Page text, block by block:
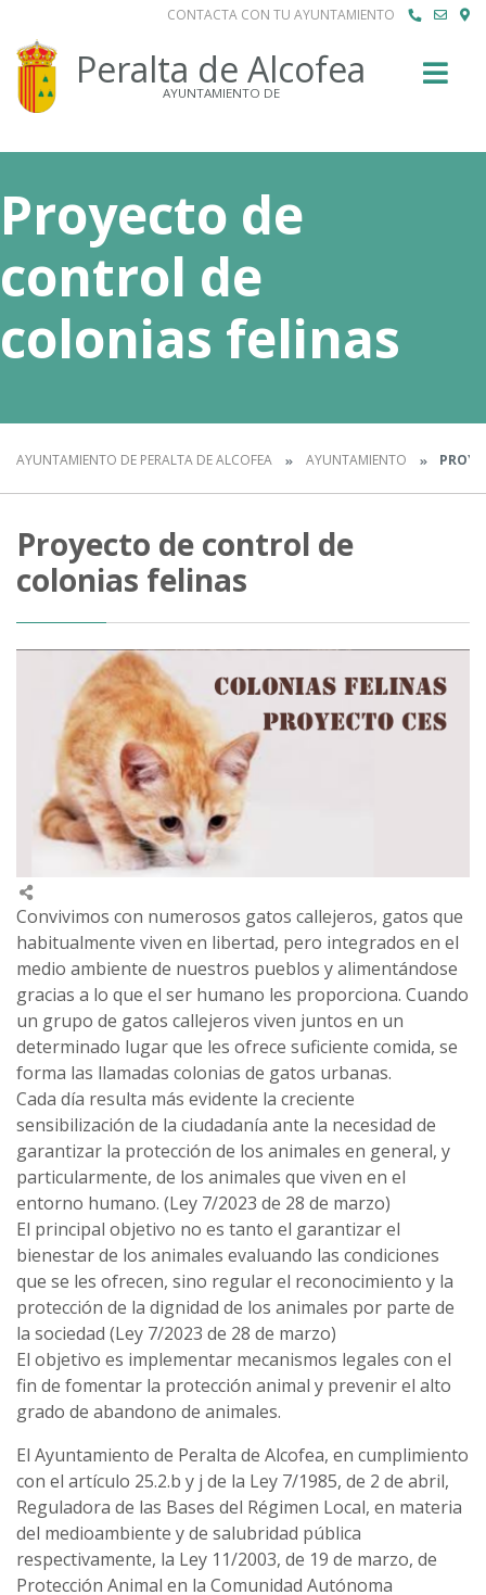
CONTACTA CON TU AYUNTAMIENTO
Peralta de Alcofea
AYUNTAMIENTO DE
Proyecto de
control de
colonias felinas
AYUNTAMIENTO DE PERALTA DE ALCOFEA AYUNTAMIENTO
Proyecto de control de
colonias felinas
Convivimos con numerosos gatos callejeros, gatos que
habitualmente viven en libertad, pero integrados en el
medio ambiente de nuestros pueblos y alimentándose
gracias a lo que el ser humano les proporciona. Cuando
un grupo de gatos callejeros viven juntos en un
determinado lugar que les ofrece suficiente comida, se
forma las llamadas colonias de gatos urbanas.
Cada día resulta más evidente la creciente
sensibilización de la ciudadanía ante la necesidad de
garantizar la protección de los animales en general, y
particularmente, de los animales que viven en el
entorno humano. (Ley 7/2023 de 28 de marzo)
El principal objetivo no es tanto el garantizar el
bienestar de los animales evaluando las condiciones
que se les ofrecen, sino regular el reconocimiento y la
protección de la dignidad de los animales por parte de
la sociedad (Ley 7/2023 de 28 de marzo)
El objetivo es implementar mecanismos legales con el
fin de fomentar la protección animal y prevenir el alto
grado de abandono de animales.
El Ayuntamiento de Peralta de Alcofea, en cumplimiento
con el artículo 25.2.b y j de la Ley 7/1985, de 2 de abril,
Reguladora de las Bases del Régimen Local, en materia
del medioambiente y de salubridad pública
respectivamente, la Ley 11/2003, de 19 de marzo, de
Protección Animal en la Comunidad Autónoma